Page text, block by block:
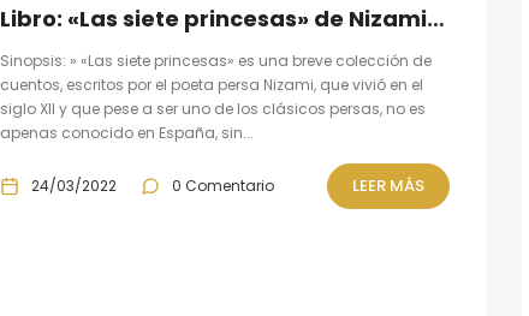
Libro: «Las siete princesas» de Nizami Ganjavi
Sinopsis: » «Las siete princesas» es una breve colección de
cuentos, escritos por el poeta persa Nizami, que vivió en el
siglo XII y que pese a ser uno de los clásicos persas, no es
apenas conocido en España, sin...
24/03/2022 0 Comentario LEER MÁS